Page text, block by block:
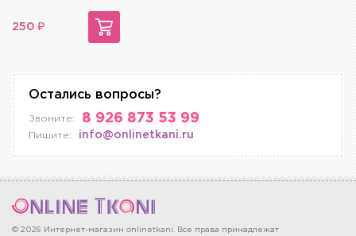
250 ₽
Остались вопросы?
Звоните: 8 926 873 53 99
Пишите: info@onlinetkani.ru
© 2026 Интернет-магазин onlinetkani. Все права принадлежат